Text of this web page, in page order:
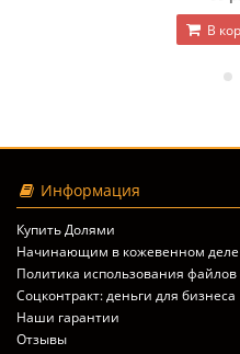
В
Информация
Купить Долями
Начинающим в кожевенном деле
Политика использования файлов
Соцконтракт: деньги для бизнеса
Наши гарантии
Отзывы